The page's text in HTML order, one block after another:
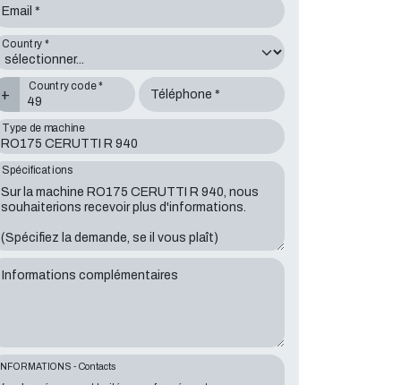
Email *
Country *
+
Country code *
Téléphone *
Type de machine
Spécifications
Informations complémentaires
INFORMATIONS - Contacts